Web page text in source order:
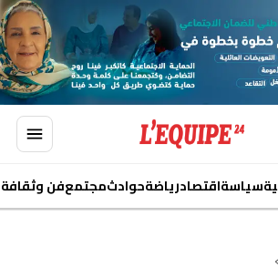
سياسةاقتصادرياضةحوادثمجتمعفن وثقافة
›